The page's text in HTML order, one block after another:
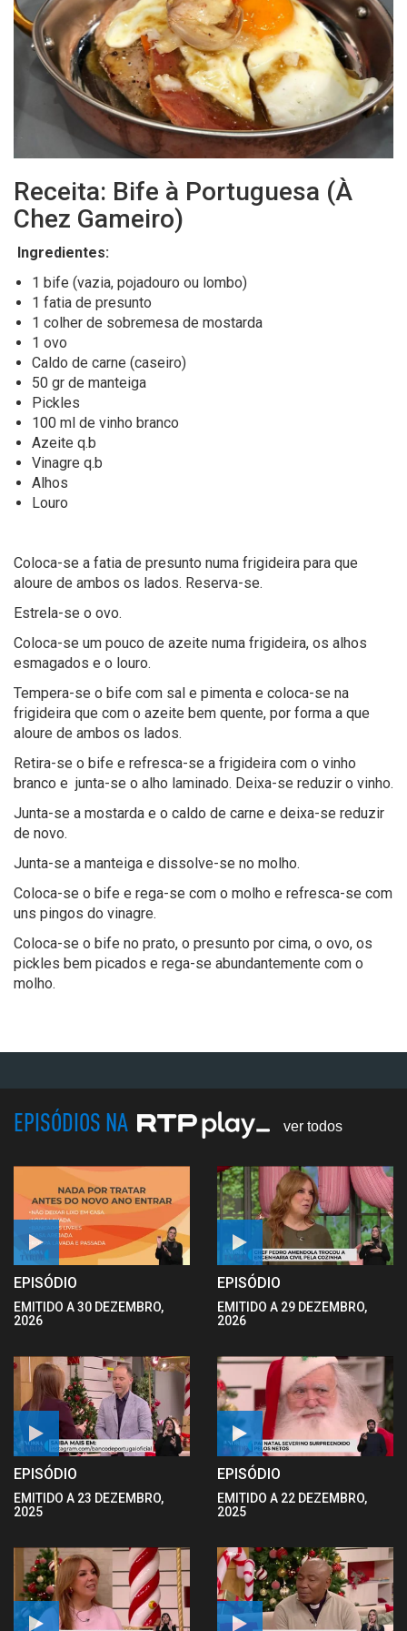
Receita: Bife à Portuguesa (À
Chez Gameiro)
Ingredientes:
1 bife (vazia, pojadouro ou lombo)
1 fatia de presunto
1 colher de sobremesa de mostarda
1 ovo
Caldo de carne (caseiro)
50 gr de manteiga
Pickles
100 ml de vinho branco
Azeite q.b
Vinagre q.b
Alhos
Louro
Coloca-se a fatia de presunto numa frigideira para que
aloure de ambos os lados. Reserva-se.
Estrela-se o ovo.
Coloca-se um pouco de azeite numa frigideira, os alhos
esmagados e o louro.
Tempera-se o bife com sal e pimenta e coloca-se na
frigideira que com o azeite bem quente, por forma a que
aloure de ambos os lados.
Retira-se o bife e refresca-se a frigideira com o vinho
branco e junta-se o alho laminado. Deixa-se reduzir o vinho.
Junta-se a mostarda e o caldo de carne e deixa-se reduzir
de novo.
Junta-se a manteiga e dissolve-se no molho.
Coloca-se o bife e rega-se com o molho e refresca-se com
uns pingos do vinagre.
Coloca-se o bife no prato, o presunto por cima, o ovo, os
pickles bem picados e rega-se abundantemente com o
molho.
EPISÓDIOS NA ver todos
EPISÓDIO
EMITIDO A 30 DEZEMBRO,
2026
EPISÓDIO
EMITIDO A 29 DEZEMBRO,
2026
EPISÓDIO
EMITIDO A 23 DEZEMBRO,
2025
EPISÓDIO
EMITIDO A 22 DEZEMBRO,
2025